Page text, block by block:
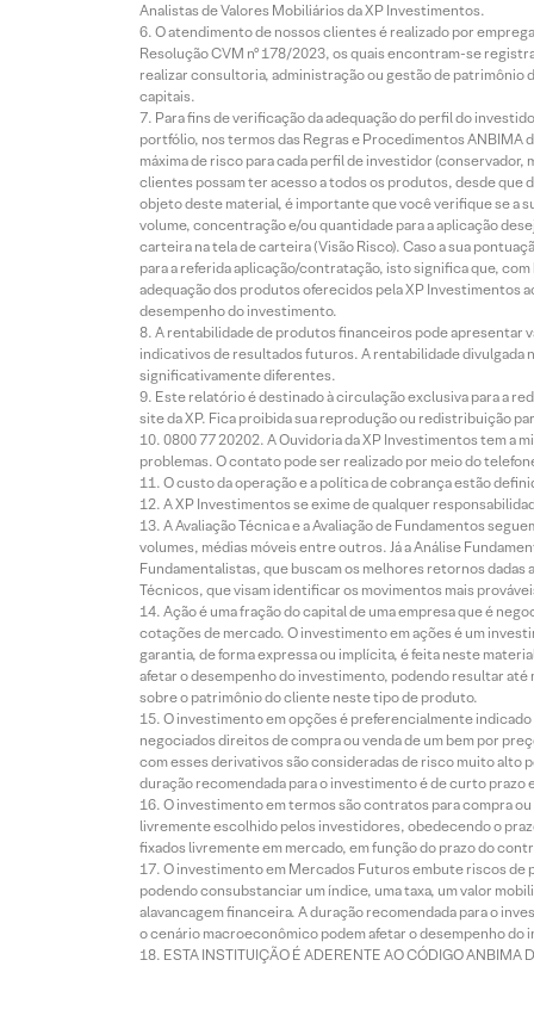
Analistas de Valores Mobiliários da XP Investimentos.
O atendimento de nossos clientes é realizado por
Resolução CVM nº 178/2023, os quais encontram-se
realizar consultoria, administração ou gestão de patrimônio
capitais.
Para fins de verificação da adequação do perfil do
portfólio, nos termos das Regras e Procedimentos
máxima de risco para cada perfil de investidor
clientes possam ter acesso a todos os produtos, desde que
objeto deste material, é importante que você verifique se a
volume, concentração e/ou quantidade para a aplicação
carteira na tela de carteira (Visão Risco). Caso a sua
para a referida aplicação/contratação, isto significa que,
adequação dos produtos oferecidos pela XP Investimentos
desempenho do investimento.
A rentabilidade de produtos financeiros pode apresentar
indicativos de resultados futuros. A rentabilidade divulgada
significativamente diferentes.
Este relatório é destinado à circulação exclusiva para a
site da XP. Fica proibida sua reprodução ou redistribuição
0800 77 20202. A Ouvidoria da XP Investimentos tem a
problemas. O contato pode ser realizado por meio do
O custo da operação e a política de cobrança estão
A XP Investimentos se exime de qualquer
A Avaliação Técnica e a Avaliação de Fundamentos
volumes, médias móveis entre outros. Já a Análise
Fundamentalistas, que buscam os melhores retornos
Técnicos, que visam identificar os movimentos mais
Ação é uma fração do capital de uma empresa que é
cotações de mercado. O investimento em ações é um
garantia, de forma expressa ou implícita, é feita neste
afetar o desempenho do investimento, podendo resultar
sobre o patrimônio do cliente neste tipo de produto.
O investimento em opções é preferencialmente
negociados direitos de compra ou venda de um bem por
com esses derivativos são consideradas de risco muito alto
duração recomendada para o investimento é de curto
O investimento em termos são contratos para compra
livremente escolhido pelos investidores, obedecendo o
fixados livremente em mercado, em função do prazo do
O investimento em Mercados Futuros embute riscos
podendo consubstanciar um índice, uma taxa, um valor
alavancagem financeira. A duração recomendada para o
o cenário macroeconômico podem afetar o desempenho do
ESTA INSTITUIÇÃO É ADERENTE AO CÓDIGO ANBIMA